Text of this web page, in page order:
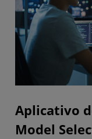
Aplicativo
Model